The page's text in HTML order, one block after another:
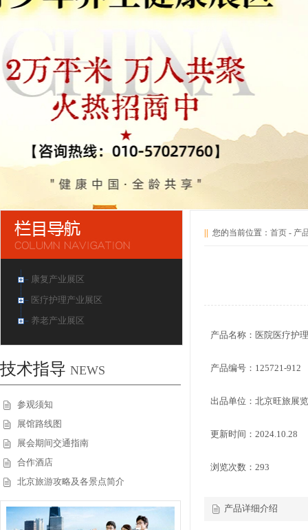
康复产业展区
医疗护理产业展区
养老产业展区
技术指导 NEWS
参观须知
展馆路线图
展会期间交通指南
合作酒店
北京旅游攻略及各景点简介
您的当前位置： 首页 - 产
产品名称：医院医疗护
产品编号：125721-912
出品单位：北京旺旅展
更新时间：2024.10.28
浏览次数： 293
产品详细介绍